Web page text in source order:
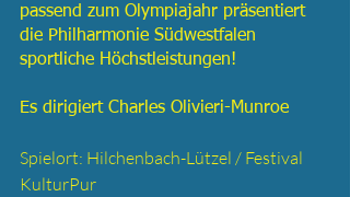
passend zum Olympiajahr präsentiert
die Philharmonie Südwestfalen
sportliche Höchstleistungen!
Es dirigiert Charles Olivieri-Munroe
Spielort: Hilchenbach-Lützel / Festival
KulturPur